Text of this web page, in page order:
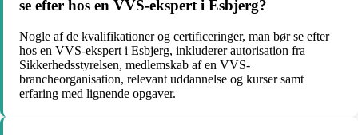
se efter hos en VVS-ekspert i Esbjerg?
Nogle af de kvalifikationer og certificeringer, man bør se efter
hos en VVS-ekspert i Esbjerg, inkluderer autorisation fra
Sikkerhedsstyrelsen, medlemskab af en VVS-
brancheorganisation, relevant uddannelse og kurser samt
erfaring med lignende opgaver.